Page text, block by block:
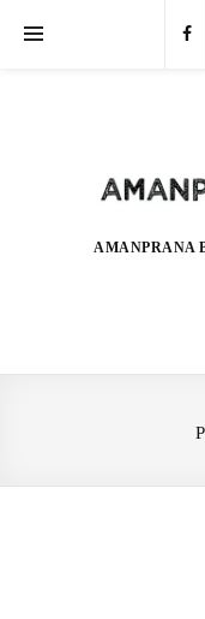
AMANPRANA